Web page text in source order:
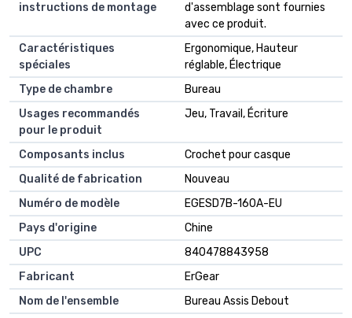
instructions de montage
d'assemblage sont fournies
avec ce produit.
Caractéristiques
spéciales
Ergonomique, Hauteur
réglable, Électrique
Type de chambre
Bureau
Usages recommandés
pour le produit
Jeu, Travail, Écriture
Composants inclus
Crochet pour casque
Qualité de fabrication
Nouveau
Numéro de modèle
EGESD7B-160A-EU
Pays d'origine
Chine
UPC
840478843958
Fabricant
ErGear
Nom de l'ensemble
Bureau Assis Debout